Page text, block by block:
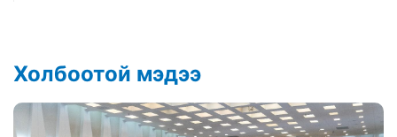
Холбоотой мэдээ